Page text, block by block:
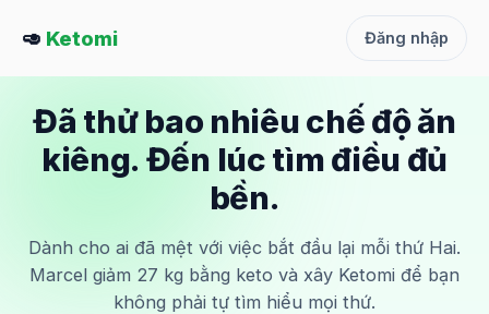
🥑 Ketomi Đăng nhập
Đã thử bao nhiêu chế độ ăn
kiêng. Đến lúc tìm điều đủ
bền.
Dành cho ai đã mệt với việc bắt đầu lại mỗi thứ Hai.
Marcel giảm 27 kg bằng keto và xây Ketomi để bạn
không phải tự tìm hiểu mọi thứ.